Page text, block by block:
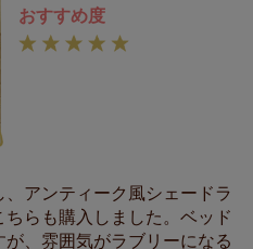
おすすめ度
アンティーク風シェードラ
らも購入しました。ベッド
、雰囲気がラブリーになる